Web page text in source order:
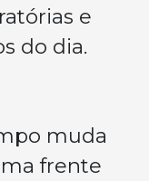
e
do dia.
muda
frente